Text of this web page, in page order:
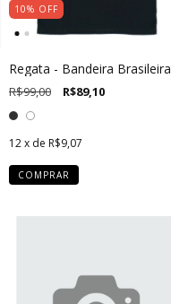
10% OFF
Regata - Bandeira Brasileira
R$99,00 R$89,10
12x de R$9,07
COMPRAR